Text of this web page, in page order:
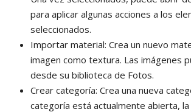
para aplicar algunas acciones a los
seleccionados.
Importar material: Crea un nuevo
imagen como textura. Las imágenes
desde su biblioteca de Fotos.
Crear categoría: Crea una nueva
categoría está actualmente abierta,